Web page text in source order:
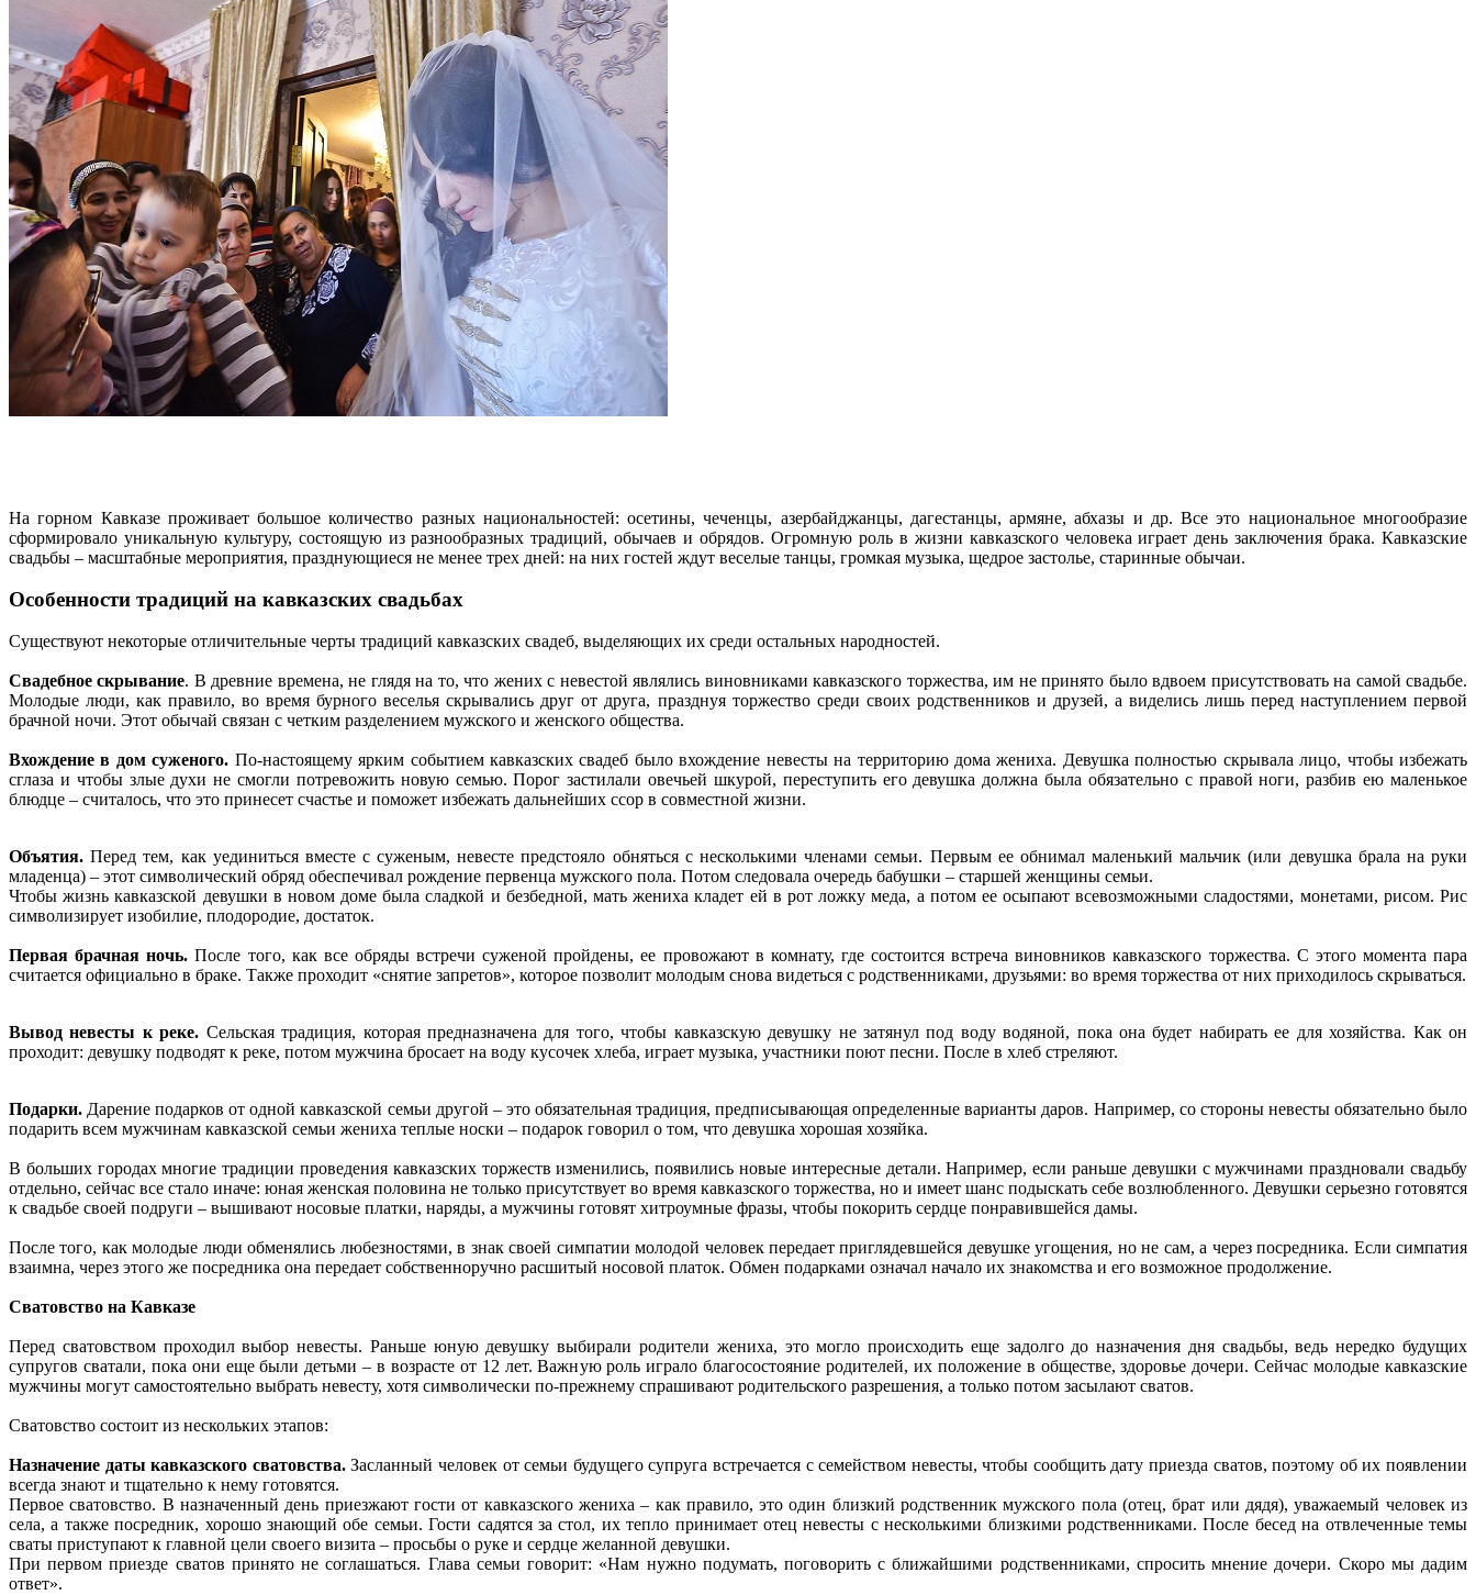
На горном Кавказе проживает большое количество разных национальностей: осетины, чеченцы, азербайджанцы, дагестанцы, армяне, абхазы и др. Все это национальное многообразие
сформировало уникальную культуру, состоящую из разнообразных традиций, обычаев и обрядов. Огромную роль в жизни кавказского человека играет день заключения брака. Кавказские
свадьбы – масштабные мероприятия, празднующиеся не менее трех дней: на них гостей ждут веселые танцы, громкая музыка, щедрое застолье, старинные обычаи.
Особенности традиций на кавказских свадьбах
Существуют некоторые отличительные черты традиций кавказских свадеб, выделяющих их среди остальных народностей.
Свадебное скрывание. В древние времена, не глядя на то, что жених с невестой являлись виновниками кавказского торжества, им не принято было вдвоем присутствовать на самой свадьбе.
Молодые люди, как правило, во время бурного веселья скрывались друг от друга, празднуя торжество среди своих родственников и друзей, а виделись лишь перед наступлением первой
брачной ночи. Этот обычай связан с четким разделением мужского и женского общества.
Вхождение в дом суженого. По-настоящему ярким событием кавказских свадеб было вхождение невесты на территорию дома жениха. Девушка полностью скрывала лицо, чтобы избежать
сглаза и чтобы злые духи не смогли потревожить новую семью. Порог застилали овечьей шкурой, переступить его девушка должна была обязательно с правой ноги, разбив ею маленькое
блюдце – считалось, что это принесет счастье и поможет избежать дальнейших ссор в совместной жизни.
Объятия. Перед тем, как уединиться вместе с суженым, невесте предстояло обняться с несколькими членами семьи. Первым ее обнимал маленький мальчик (или девушка брала на руки
младенца) – этот символический обряд обеспечивал рождение первенца мужского пола. Потом следовала очередь бабушки – старшей женщины семьи.
Чтобы жизнь кавказской девушки в новом доме была сладкой и безбедной, мать жениха кладет ей в рот ложку меда, а потом ее осыпают всевозможными сладостями, монетами, рисом. Рис
символизирует изобилие, плодородие, достаток.
Первая брачная ночь. После того, как все обряды встречи суженой пройдены, ее провожают в комнату, где состоится встреча виновников кавказского торжества. С этого момента пара
считается официально в браке. Также проходит «снятие запретов», которое позволит молодым снова видеться с родственниками, друзьями: во время торжества от них приходилось скрываться.
Вывод невесты к реке. Сельская традиция, которая предназначена для того, чтобы кавказскую девушку не затянул под воду водяной, пока она будет набирать ее для хозяйства. Как он
проходит: девушку подводят к реке, потом мужчина бросает на воду кусочек хлеба, играет музыка, участники поют песни. После в хлеб стреляют.
Подарки. Дарение подарков от одной кавказской семьи другой – это обязательная традиция, предписывающая определенные варианты даров. Например, со стороны невесты обязательно было
подарить всем мужчинам кавказской семьи жениха теплые носки – подарок говорил о том, что девушка хорошая хозяйка.
В больших городах многие традиции проведения кавказских торжеств изменились, появились новые интересные детали. Например, если раньше девушки с мужчинами праздновали свадьбу
отдельно, сейчас все стало иначе: юная женская половина не только присутствует во время кавказского торжества, но и имеет шанс подыскать себе возлюбленного. Девушки серьезно готовятся
к свадьбе своей подруги – вышивают носовые платки, наряды, а мужчины готовят хитроумные фразы, чтобы покорить сердце понравившейся дамы.
После того, как молодые люди обменялись любезностями, в знак своей симпатии молодой человек передает приглядевшейся девушке угощения, но не сам, а через посредника. Если симпатия
взаимна, через этого же посредника она передает собственноручно расшитый носовой платок. Обмен подарками означал начало их знакомства и его возможное продолжение.
Сватовство на Кавказе
Перед сватовством проходил выбор невесты. Раньше юную девушку выбирали родители жениха, это могло происходить еще задолго до назначения дня свадьбы, ведь нередко будущих
супругов сватали, пока они еще были детьми – в возрасте от 12 лет. Важную роль играло благосостояние родителей, их положение в обществе, здоровье дочери. Сейчас молодые кавказские
мужчины могут самостоятельно выбрать невесту, хотя символически по-прежнему спрашивают родительского разрешения, а только потом засылают сватов.
Сватовство состоит из нескольких этапов:
Назначение даты кавказского сватовства.Засланный человек от семьи будущего супруга встречается с семейством невесты, чтобы сообщить дату приезда сватов, поэтому об их появлении
всегда знают и тщательно к нему готовятся.
Первое сватовство. В назначенный день приезжают гости от кавказского жениха – как правило, это один близкий родственник мужского пола (отец, брат или дядя), уважаемый человек из
села, а также посредник, хорошо знающий обе семьи. Гости садятся за стол, их тепло принимает отец невесты с несколькими близкими родственниками. После бесед на отвлеченные темы
сваты приступают к главной цели своего визита – просьбы о руке и сердце желанной девушки.
При первом приезде сватов принято не соглашаться. Глава семьи говорит: «Нам нужно подумать, поговорить с ближайшими родственниками, спросить мнение дочери. Скоро мы дадим
ответ».